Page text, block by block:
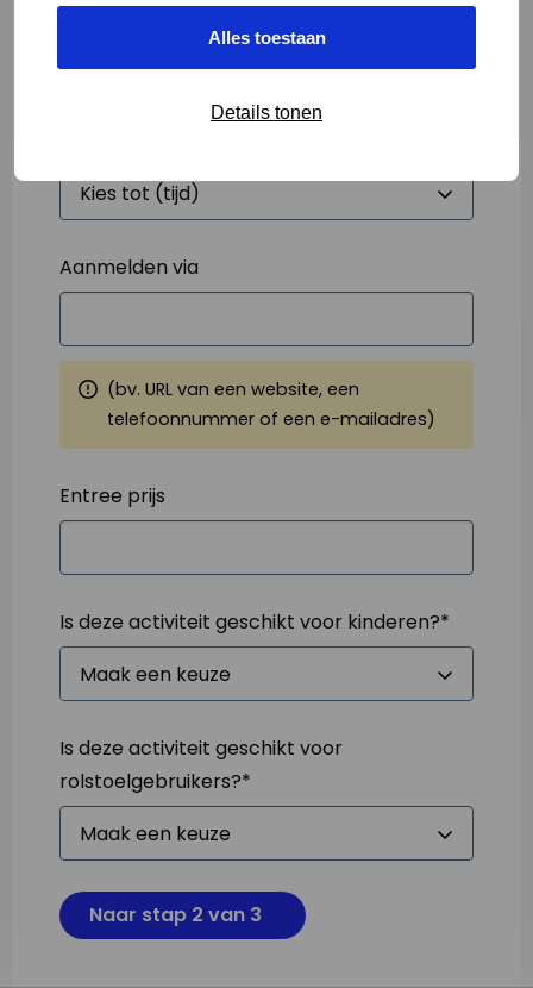
Alles toestaan
Details tonen
Starttijd*
Aanmelden via
(bv. URL van een website, een
telefoonnummer of een e-mailadres)
Entree prijs
Is deze activiteit geschikt voor kinderen?*
Is deze activiteit geschikt voor
rolstoelgebruikers?*